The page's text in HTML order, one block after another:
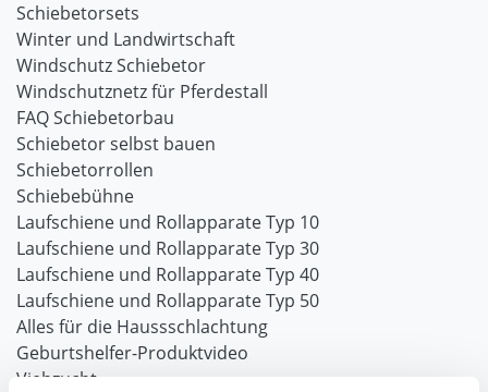
Schiebetorsets
Winter und Landwirtschaft
Windschutz Schiebetor
Windschutznetz für Pferdestall
FAQ Schiebetorbau
Schiebetor selbst bauen
Schiebetorrollen
Schiebebühne
Laufschiene und Rollapparate Typ 10
Laufschiene und Rollapparate Typ 30
Laufschiene und Rollapparate Typ 40
Laufschiene und Rollapparate Typ 50
Alles für die Haussschlachtung
Geburtshelfer-Produktvideo
Viehzucht